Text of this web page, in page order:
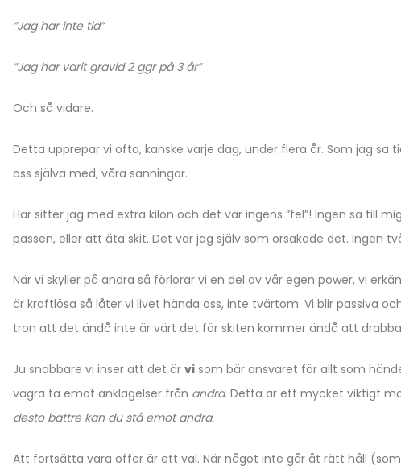
”Jag har inte tid”
”Jag har varit gravid 2 ggr på 3 år”
Och så vidare.
Detta upprepar vi ofta, kanske varje dag, under flera år. Som jag sa
oss själva med, våra sanningar.
Här sitter jag med extra kilon och det var ingens ”fel”! Ingen sa till
passen, eller att äta skit. Det var jag själv som orsakade det. Ingen
När vi skyller på andra så förlorar vi en del av vår egen power, vi
är kraftlösa så låter vi livet hända oss, inte tvärtom. Vi blir passiva
tron att det ändå inte är värt det för skiten kommer ändå att
Ju snabbare vi inser att det är vi som bär ansvaret för allt som
vägra ta emot anklagelser från andra. Detta är ett mycket viktigt
desto bättre kan du stå emot andra.
Att fortsätta vara offer är ett val. När något inte går åt rätt håll